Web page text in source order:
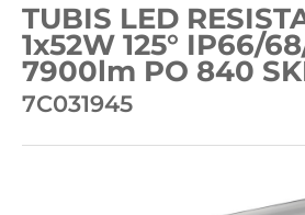
TUBIS LED
1x52W 125° IP66/
7900lm PO 840
7C031945